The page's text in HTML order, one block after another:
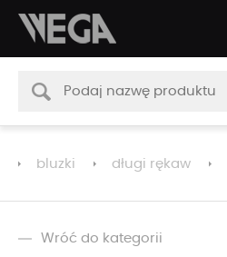
bluzki długi rękaw
Wróć do kategorii